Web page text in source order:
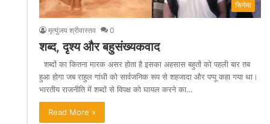
सिनेमा
मृत्युंजय श्रीवास्तव 0
शब्द, दृश्य और बहुसंख्यकवाद
शब्दों का कितना मारक असर होता है इसका अहसास बहुतों को पहली बार तब
हुआ होगा जब राहुल गांधी को सार्वजनिक रूप से शहजादा और पप्पू कहा गया था।
भारतीय राजनीति में शब्दों से विपक्ष को घायल करने का…
Read More »